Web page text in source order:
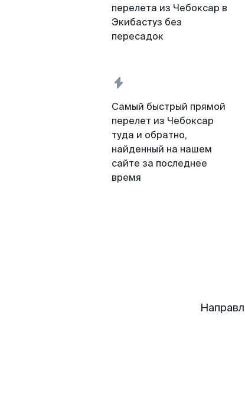
перелета из Чебоксар в
Экибастуз без
пересадок
Самый быстрый прямой
перелет из Чебоксар
туда и обратно,
найденный на нашем
сайте за последнее
время